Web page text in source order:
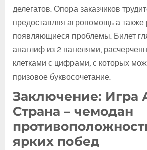
делегатов. Опора заказчиков
предоставляя агропомощь а
появляющиеся проблемы. Билет
анаглиф из 2 панелями,
клетками с цифрами, с которых
призовое буквосочетание.
Заключение: Игра
Страна – чемодан
ярких побед